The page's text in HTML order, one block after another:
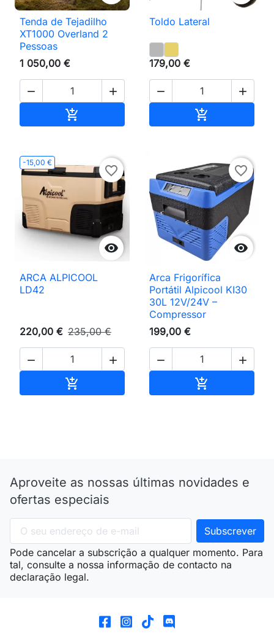
Tenda de Tejadilho
XT1000 Overland 2
Pessoas
1 050,00 €
 

Toldo Lateral
179,00 €
 

-15,00 €

favorite_border
ARCA ALPICOOL
LD42
220,00 € 235,00 €
 


favorite_border
Arca Frigorífica
Portátil Alpicool KI30
30L 12V/24V –
Compressor
199,00 €
 

Aproveite as nossas últimas novidades e
ofertas especiais
Pode cancelar a subscrição a qualquer momento. Para
tal, consulte a nossa informação de contacto na
declaração legal.